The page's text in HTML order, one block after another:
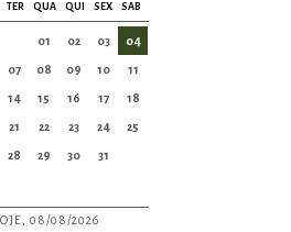
TER QUA QUI SEX SAB
01 02 03 04
07 08 09 10 11
14 15 16 17 18
21 22 23 24 25
28 29 30 31
08/08/2026